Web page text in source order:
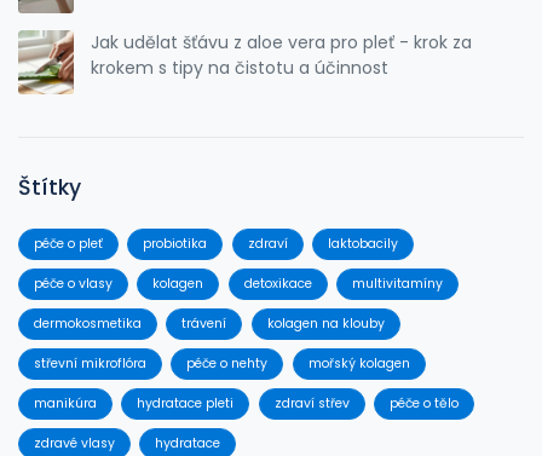
Jak udělat šťávu z aloe vera pro pleť - krok za
krokem s tipy na čistotu a účinnost
Štítky
péče o pleť probiotika zdraví laktobacily
péče o vlasy kolagen detoxikace multivitamíny
dermokosmetika trávení kolagen na klouby
střevní mikroflóra péče o nehty mořský kolagen
manikúra hydratace pleti zdraví střev péče o tělo
zdravé vlasy hydratace